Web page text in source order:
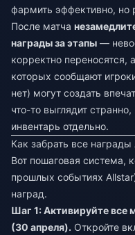
фармить эффективно, но
После матча
награды за этапы —
корректно переносятся,
которых сообщают
нет) могут создать
что-то выглядит
инвентарь отдельно.
Как забрать все
Вот пошаговая система,
прошлых событиях
наград.
Шаг 1: Активируйте все
(30 апреля). Откройте